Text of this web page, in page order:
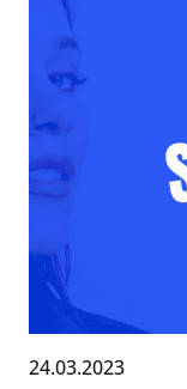
24.03.2023